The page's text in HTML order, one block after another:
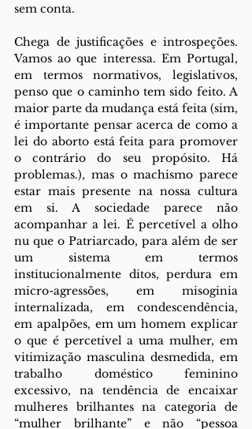
sem conta.
Chega de justificações e introspeções.
Vamos ao que interessa. Em Portugal,
em termos normativos, legislativos,
penso que o caminho tem sido feito. A
maior parte da mudança está feita (sim,
é importante pensar acerca de como a
lei do aborto está feita para promover
o contrário do seu propósito. Há
problemas.), mas o machismo parece
estar mais presente na nossa cultura
em si. A sociedade parece não
acompanhar a lei. É percetível a olho
nu que o Patriarcado, para além de ser
um sistema em termos
institucionalmente ditos, perdura em
micro-agressões, em misoginia
internalizada, em condescendência,
em apalpões, em um homem explicar
o que é percetível a uma mulher, em
vitimização masculina desmedida, em
trabalho doméstico feminino
excessivo, na tendência de encaixar
mulheres brilhantes na categoria de
“mulher brilhante” e não “pessoa